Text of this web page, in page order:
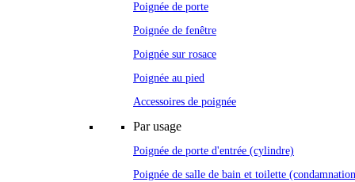
Poignée de porte
Poignée de fenêtre
Poignée sur rosace
Poignée au pied
Accessoires de poignée
Par usage
Poignée de porte d'entrée (cylindre)
Poignée de salle de bain et toilette